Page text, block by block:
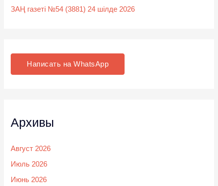
ЗАҢ газеті №54 (3881) 24 шілде 2026
Написать на WhatsApp
Архивы
Август 2026
Июль 2026
Июнь 2026